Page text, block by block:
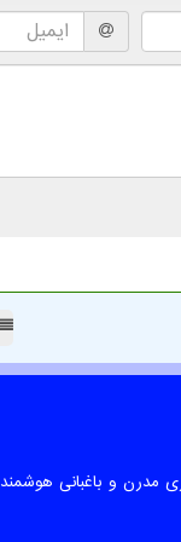
مدرن و باغبانی هوشمند